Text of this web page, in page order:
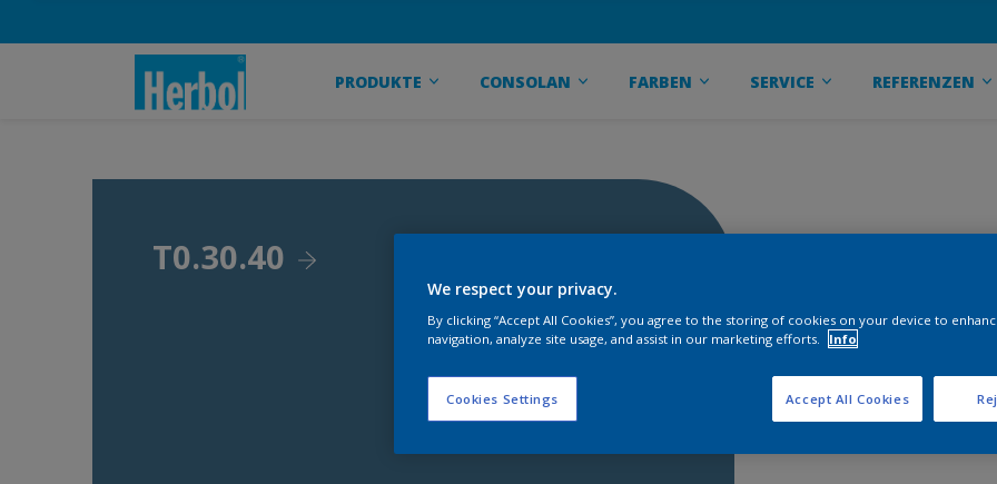
PRODUKTE CONSOLAN FARBEN SERVICE REFERENZEN
T0.30.40
We respect your privacy.
By clicking “Accept All Cookies”, you agree to the storing of cookies on your device to
navigation, analyze site usage, and assist in our marketing efforts.
Info
Cookies Settings Accept All Cookies